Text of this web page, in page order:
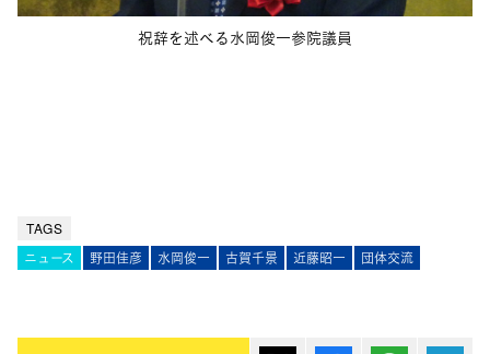
祝辞を述べる水岡俊一参院議員
TAGS
ニュース 野田佳彦 水岡俊一 古賀千景 近藤昭一 団体交流